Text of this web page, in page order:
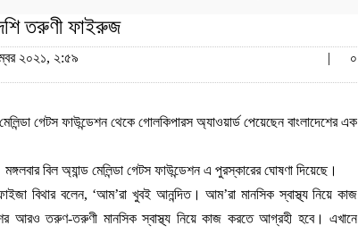
তরুণী ফাইরুজ
২০২১, ২:৫৯
| ০
গেটস ফাউন্ডেশন থেকে গোলকিপারস অ্যাওয়ার্ড পেয়েছেন বাংলাদেশের এক
বিল অ্যান্ড মেলিন্ডা গেটস ফাউন্ডেশন এ পুরস্কারের ঘোষণা দিয়েছে।
বিথার বলেন, ‘আম’রা খুবই আনন্দিত। আম’রা মানসিক স্বাস্থ্য নিয়ে কাজ
আরও তরুণ-তরুণী মানসিক স্বাস্থ্য নিয়ে কাজ করতে আগ্রহী হবে। এখানে